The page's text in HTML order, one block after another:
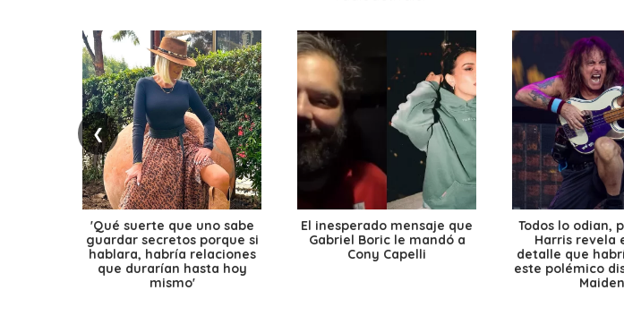
❮
'Qué suerte que uno sabe
guardar secretos porque si
hablara, habría relaciones
que durarían hasta hoy
mismo'
El inesperado mensaje que
Gabriel Boric le mandó a
Cony Capelli
Todos lo odian,
Harris revela
detalle que
este polémico
Maiden